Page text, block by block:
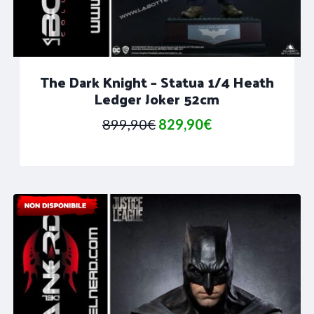
The Dark Knight – Statua 1/4 Heath
Ledger Joker 52cm
899,90€ Il
era:
829,90€Il
è: